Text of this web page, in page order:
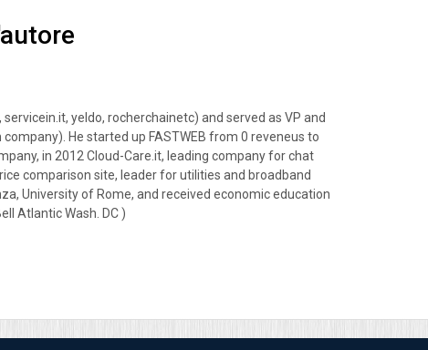
yeldo, rocherchainetc) and served as VP and
He started up FASTWEB from 0 reveneus to
in 2012 Cloud-Care.it, leading company for chat
comparison site, leader for utilities and broadband
University of Rome, and received economic education
Atlantic Wash. DC )